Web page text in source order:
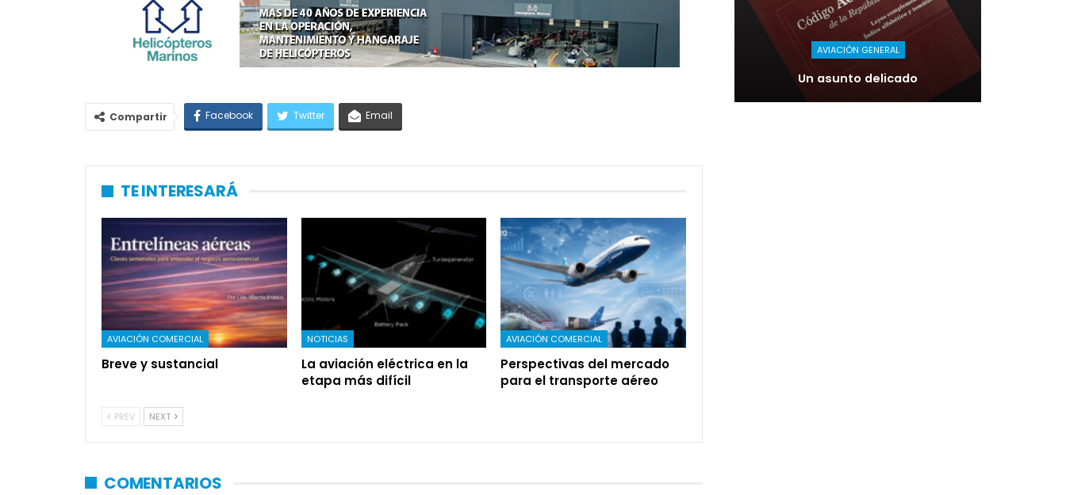
Compartir Facebook Twitter Email
TE INTERESARÁ
AVIACIÓN COMERCIAL
Breve y sustancial
NOTICIAS
La aviación eléctrica en la
etapa más difícil
AVIACIÓN COMERCIAL
Perspectivas del mercado
para el transporte aéreo
PREV NEXT
COMENTARIOS
AVIACIÓN GENERAL
Un asunto delicado